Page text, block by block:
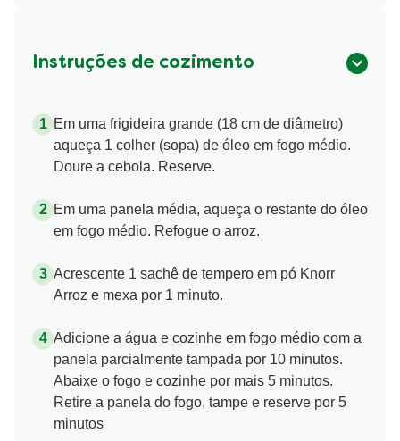
Instruções de cozimento
Em uma frigideira grande (18 cm de diâmetro)
aqueça 1 colher (sopa) de óleo em fogo médio.
Doure a cebola. Reserve.
Em uma panela média, aqueça o restante do óleo
em fogo médio. Refogue o arroz.
Acrescente 1 sachê de tempero em pó Knorr
Arroz e mexa por 1 minuto.
Adicione a água e cozinhe em fogo médio com a
panela parcialmente tampada por 10 minutos.
Abaixe o fogo e cozinhe por mais 5 minutos.
Retire a panela do fogo, tampe e reserve por 5
minutos